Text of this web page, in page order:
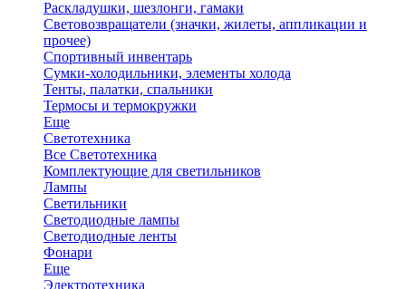
Раскладушки, шезлонги, гамаки
Световозвращатели (значки, жилеты, аппликации и
прочее)
Спортивный инвентарь
Сумки-холодильники, элементы холода
Тенты, палатки, спальники
Термосы и термокружки
Еще
Светотехника
Все Светотехника
Комплектующие для светильников
Лампы
Светильники
Светодиодные лампы
Светодиодные ленты
Фонари
Еще
Электротехника